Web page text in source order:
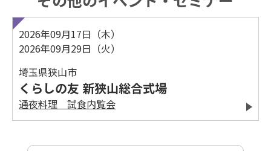
2026年09月17日（木）
2026年09月29日（火）
埼玉県狭山市
くらしの友 新狭山総合式場
通夜料理 試食内覧会